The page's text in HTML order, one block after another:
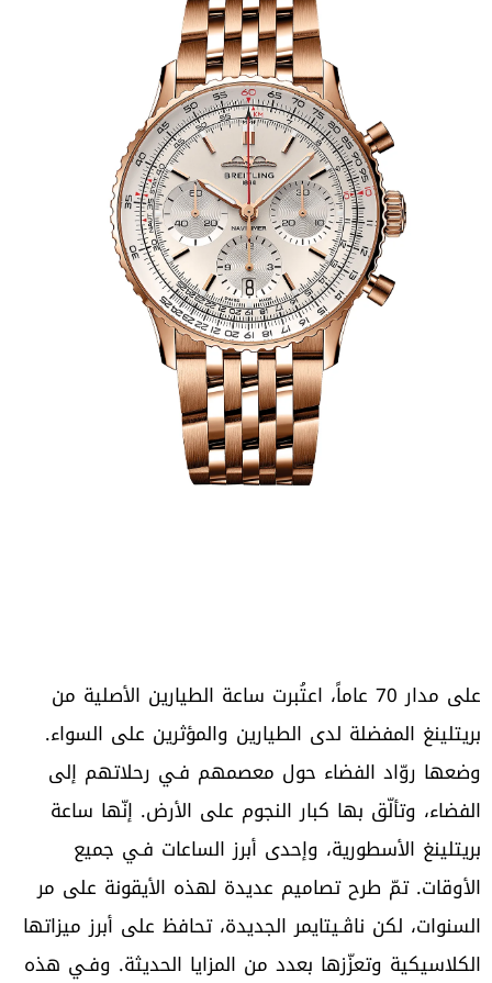
على مدار 70 عاماً، اعتُبرت ساعة الطيارين الأصلية من
بريتلينغ المفضلة لدى الطيارين والمؤثرين على السواء.
وضعها روّاد الفضاء حول معصمهم فـي رحلاتهم إلى
الفضاء، وتألّق بها كبار النجوم على الأرض. إنّها ساعة
بريتلينغ الأسطورية، وإحدى أبرز الساعات فـي جميع
الأوقات. تمّ طرح تصاميم عديدة لهذه الأيقونة على مر
السنوات، لكن ناڤـيتايمر الجديدة، تحافظ على أبرز ميزاتها
الكلاسيكية وتعزّزها بعدد من المزايا الحديثة. وفـي هذه